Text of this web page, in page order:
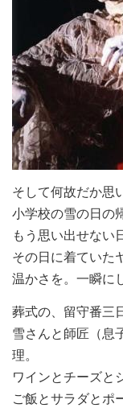
そして何故だか思
小学校の雪の日の
もう思い出せない
その日に着ていた
温かさを。一瞬に
葬式の、留守番三
雪さんと師匠（息
理。
ワインとチーズと
ご飯とサラダとポ